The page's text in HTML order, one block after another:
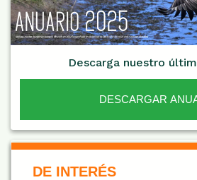
Descarga nuestro
DESCARGAR
De Interés NARANJA
DE INTERÉS